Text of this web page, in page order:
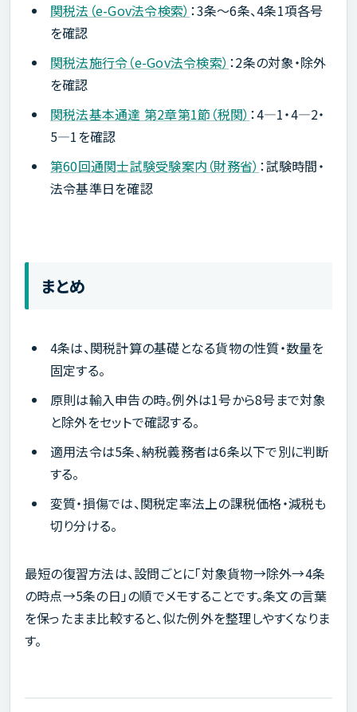
関税法（e-Gov法令検索） ：3条〜6条、4条1項各号
を確認
関税法施行令（e-Gov法令検索） ：2条の対象・除外
を確認
関税法基本通達 第2章第1節（税関） ：4―1・4―2・
5―1を確認
第60回通関士試験受験案内（財務省） ：試験時間・
法令基準日を確認
まとめ
4条は、関税計算の基礎となる貨物の性質・数量を
固定する。
原則は輸入申告の時。例外は1号から8号まで対象
と除外をセットで確認する。
適用法令は5条、納税義務者は6条以下で別に判断
する。
変質・損傷では、関税定率法上の課税価格・減税も
切り分ける。
最短の復習方法は、設問ごとに「対象貨物→除外→4条
の時点→5条の日」の順でメモすることです。条文の言葉
を保ったまま比較すると、似た例外を整理しやすくなりま
す。